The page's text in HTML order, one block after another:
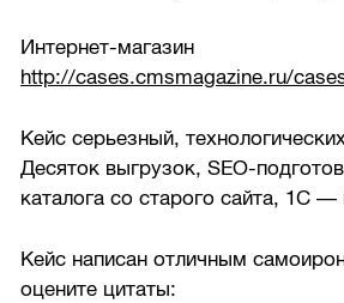
Интернет-магазин
http://cases.cmsmagazine.ru/
Кейс серьезный,
Десяток выгрузок, SEO-
каталога со старого сайта, 1С —
Кейс написан отличным
оцените цитаты: